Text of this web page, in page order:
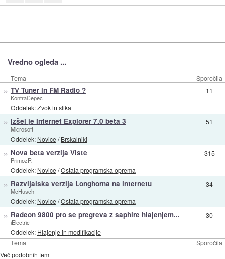
Vredno ogleda ...
Tema Sporočila
Tema Sporočila
» TV Tuner in FM Radio ?
KontraCepec
Oddelek:Zvok in slika
11
» Izšel je Internet Explorer 7.0 beta 3
Microsoft
Oddelek: Novice/Brskalniki
51
» Nova beta verzija Viste
PrimozR
Oddelek: Novice/Ostala programska oprema
315
» Razvijalska verzija Longhorna na internetu
McHusch
Oddelek: Novice/Ostala programska oprema
34
» Radeon 9800 pro se pregreva z saphire hlajenjem...
iElectric
Oddelek: Hlajenje in modifikacije
30
Več podobnih tem